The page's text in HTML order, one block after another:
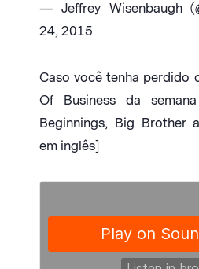
— Jeffrey Wisenbaugh
24, 2015
Caso você tenha perdido
Of Business da
Beginnings, Big Brother
em inglês]